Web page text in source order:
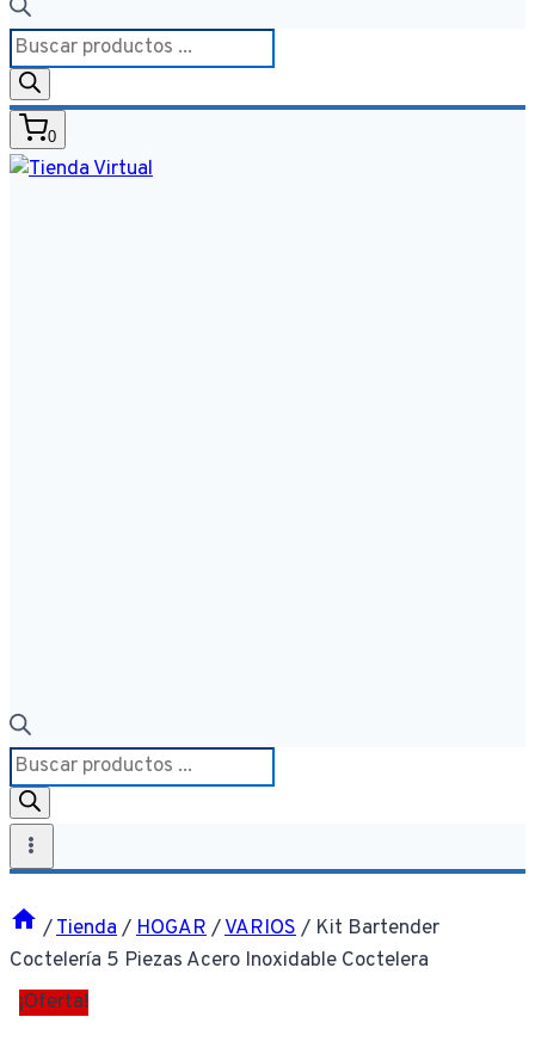
Búsqueda
de
productos
0
Búsqueda
de
productos
/Tienda/HOGAR/VARIOS/ Kit Bartender
Coctelería 5 Piezas Acero Inoxidable Coctelera
¡Oferta!